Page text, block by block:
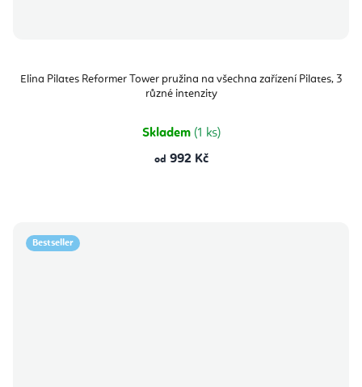
Elina Pilates Reformer Tower pružina na všechna zařízení Pilates, 3
různé intenzity
Skladem (1 ks)
od 992 Kč
Bestseller